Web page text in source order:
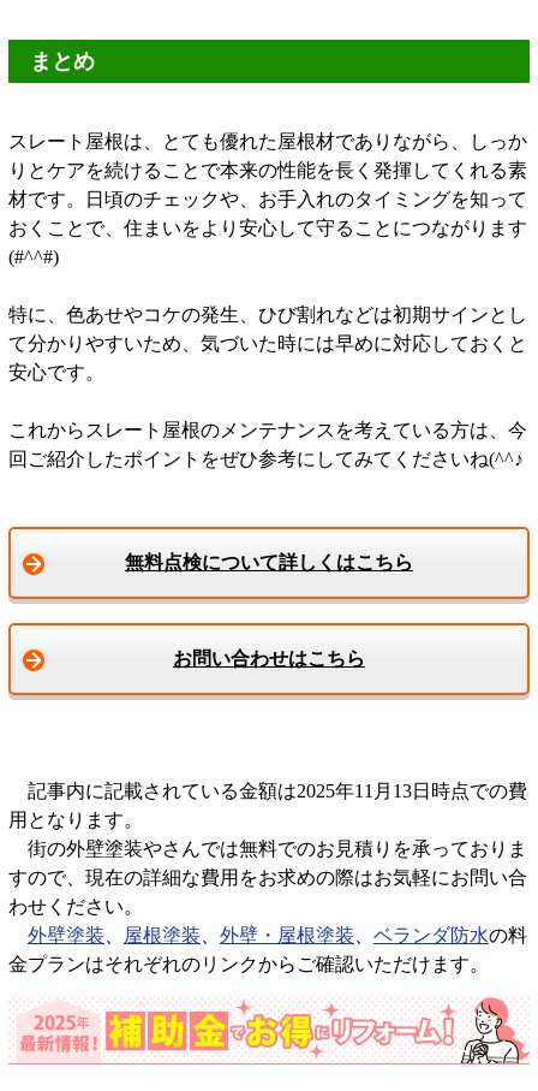
まとめ
スレート屋根は、とても優れた屋根材でありながら、しっか
りとケアを続けることで本来の性能を長く発揮してくれる素
材です。日頃のチェックや、お手入れのタイミングを知って
おくことで、住まいをより安心して守ることにつながります
(#^^#)
特に、色あせやコケの発生、ひび割れなどは初期サインとし
て分かりやすいため、気づいた時には早めに対応しておくと
安心です。
これからスレート屋根のメンテナンスを考えている方は、今
回ご紹介したポイントをぜひ参考にしてみてくださいね(^^♪
無料点検について詳しくはこちら
お問い合わせはこちら
記事内に記載されている金額は2025年11月13日時点での費
用となります。
街の外壁塗装やさんでは無料でのお見積りを承っておりま
すので、現在の詳細な費用をお求めの際はお気軽にお問い合
わせください。
外壁塗装
屋根塗装 外壁・屋根塗装 ベランダ防水の料
金プランはそれぞれのリンクからご確認いただけます。